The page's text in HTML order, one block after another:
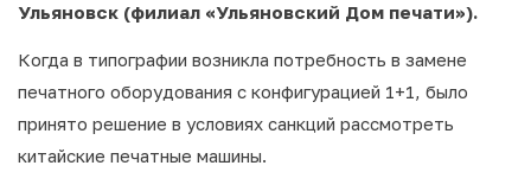
Ульяновск (филиал «Ульяновский Дом печати»).
Когда в типографии возникла потребность в замене
печатного оборудования с конфигурацией 1+1, было
принято решение в условиях санкций рассмотреть
китайские печатные машины.